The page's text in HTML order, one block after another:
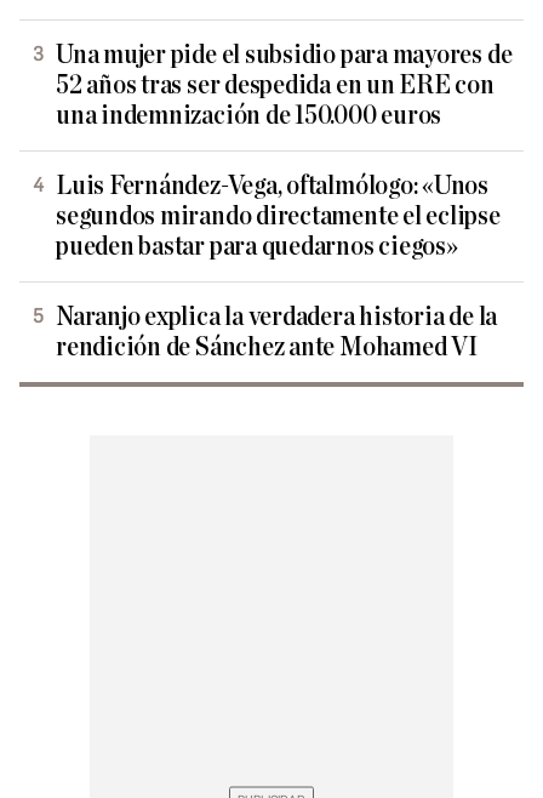
Una mujer pide el subsidio para mayores de
52 años tras ser despedida en un ERE con
una indemnización de 150.000 euros
Luis Fernández-Vega, oftalmólogo: «Unos
segundos mirando directamente el eclipse
pueden bastar para quedarnos ciegos»
Naranjo explica la verdadera historia de la
rendición de Sánchez ante Mohamed VI